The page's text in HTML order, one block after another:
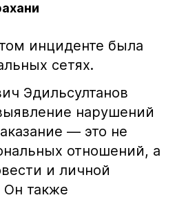
инциденте была
сетях.
Эдильсултанов
нарушений
— это не
отношений, а
и личной
Он также